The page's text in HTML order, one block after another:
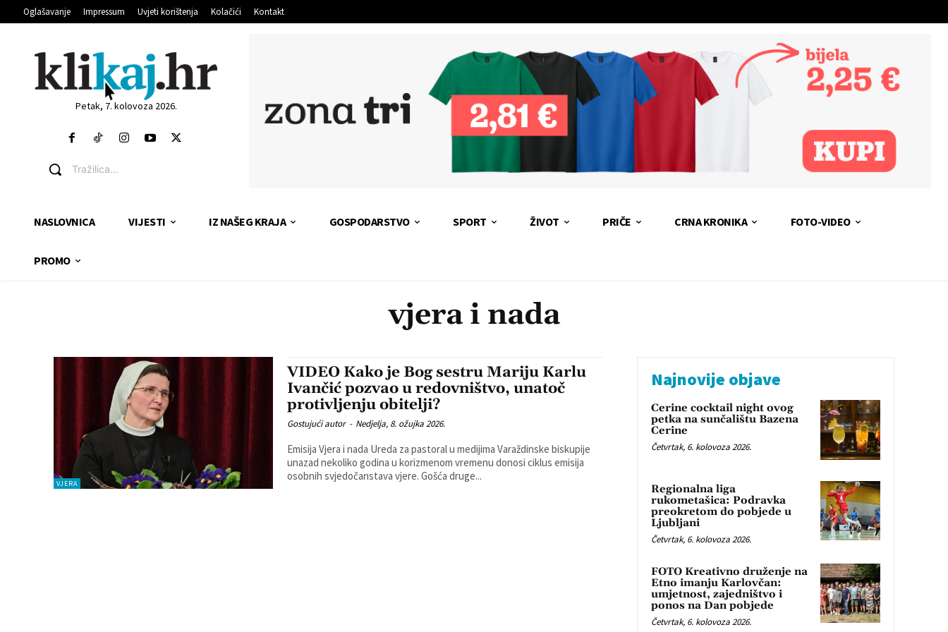
Oglašavanje Impressum Uvjeti korištenja Kolačići Kontakt
Petak, 7. kolovoza 2026.
Tražilica...
NASLOVNICA VIJESTI IZ NAŠEG KRAJA GOSPODARSTVO SPORT ŽIVOT PRIČE CRNA KRONIKA FOTO-VIDEO
PROMO
vjera i nada
VJERA
VIDEO Kako je Bog sestru Mariju Karlu
Ivančić pozvao u redovništvo, unatoč
protivljenju obitelji?
Gostujući autor - Nedjelja, 8. ožujka 2026.
Emisija Vjera i nada Ureda za pastoral u medijima Varaždinske biskupije
unazad nekoliko godina u korizmenom vremenu donosi ciklus emisija
osobnih svjedočanstava vjere. Gošća druge...
Najnovije objave
Cerine cocktail night ovog
petka na sunčalištu Bazena
Cerine
Četvrtak, 6. kolovoza 2026.
Regionalna liga
rukometašica: Podravka
preokretom do pobjede u
Ljubljani
Četvrtak, 6. kolovoza 2026.
FOTO Kreativno druženje na
Etno imanju Karlovčan:
umjetnost, zajedništvo i
ponos na Dan pobjede
Četvrtak, 6. kolovoza 2026.